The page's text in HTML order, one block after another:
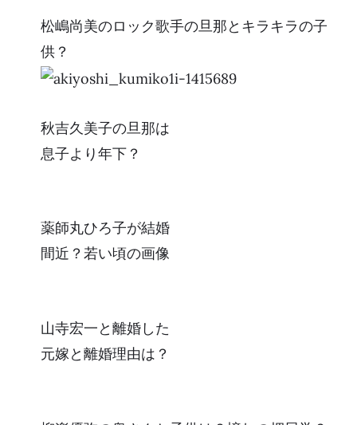
松嶋尚美のロック歌手の旦那とキラキラの子
供？
秋吉久美子の旦那は
息子より年下？
薬師丸ひろ子が結婚
間近？若い頃の画像
山寺宏一と離婚した
元嫁と離婚理由は？